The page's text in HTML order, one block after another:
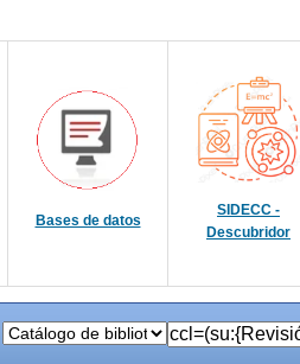
Bases de datos
SIDECC -
Descubridor